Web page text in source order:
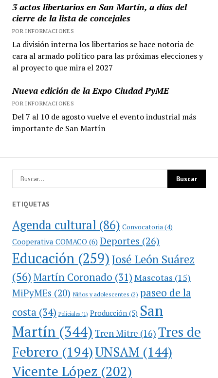
3 actos libertarios en San Martín, a días del
cierre de la lista de concejales
POR INFORMACIONES
La división interna los libertarios se hace notoria de
cara al armado político para las próximas elecciones y
al proyecto que mira el 2027
Nueva edición de la Expo Ciudad PyME
POR INFORMACIONES
Del 7 al 10 de agosto vuelve el evento industrial más
importante de San Martín
ETIQUETAS
Agenda cultural (86) Convocatoria (4)
Cooperativa COMACO(6) Deportes (26)
Educación(259)José León Suárez
(56)Martín Coronado (31) Mascotas (15)
MiPyMEs (20) Niños y adolescentes (2) paseo de la
costa(34) Policiales(1) Producción(5) San
Martín(344) Tren Mitre (16) Tres de
Febrero (194)UNSAM (144)
Vicente López (202)